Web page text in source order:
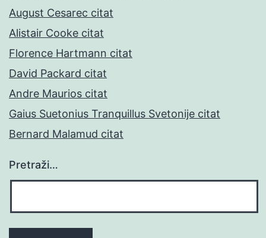
August Cesarec citat
Alistair Cooke citat
Florence Hartmann citat
David Packard citat
Andre Maurios citat
Gaius Suetonius Tranquillus Svetonije citat
Bernard Malamud citat
Pretraži…